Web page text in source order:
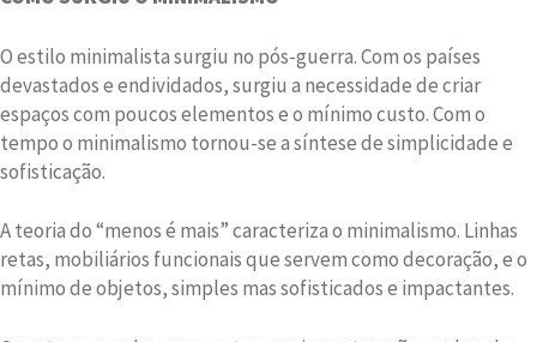
O estilo minimalista surgiu no pós-guerra. Com os países
devastados e endividados, surgiu a necessidade de criar
espaços com poucos elementos e o mínimo custo. Com o
tempo o minimalismo tornou-se a síntese de simplicidade e
sofisticação.
A teoria do “menos é mais” caracteriza o minimalismo. Linhas
retas, mobiliários funcionais que servem como decoração, e o
mínimo de objetos, simples mas sofisticados e impactantes.